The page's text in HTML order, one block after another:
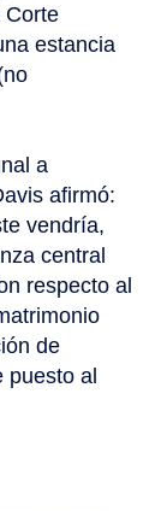
Corte
estancia
a
afirmó:
vendría,
central
respecto al
de
puesto al